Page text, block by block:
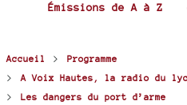
Émissions de A à Z
Accueil > Programme
> A Voix Hautes, la radio du
> Les dangers du port d’arme